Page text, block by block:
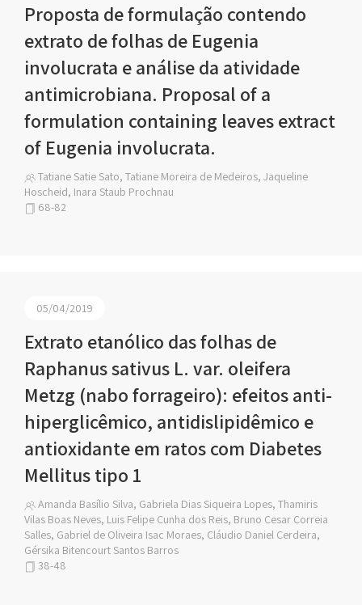
Proposta de formulação contendo
extrato de folhas de Eugenia
involucrata e análise da atividade
antimicrobiana. Proposal of a
formulation containing leaves extract
of Eugenia involucrata.
Tatiane Satie Sato, Tatiane Moreira de Medeiros, Jaqueline
Hoscheid, Inara Staub Prochnau
68-82
05/04/2019
Extrato etanólico das folhas de
Raphanus sativus L. var. oleifera
Metzg (nabo forrageiro): efeitos anti-
hiperglicêmico, antidislipidêmico e
antioxidante em ratos com Diabetes
Mellitus tipo 1
Amanda Basílio Silva, Gabriela Dias Siqueira Lopes, Thamiris
Vilas Boas Neves, Luis Felipe Cunha dos Reis, Bruno Cesar Correia
Salles, Gabriel de Oliveira Isac Moraes, Cláudio Daniel Cerdeira,
Gérsika Bitencourt Santos Barros
38-48